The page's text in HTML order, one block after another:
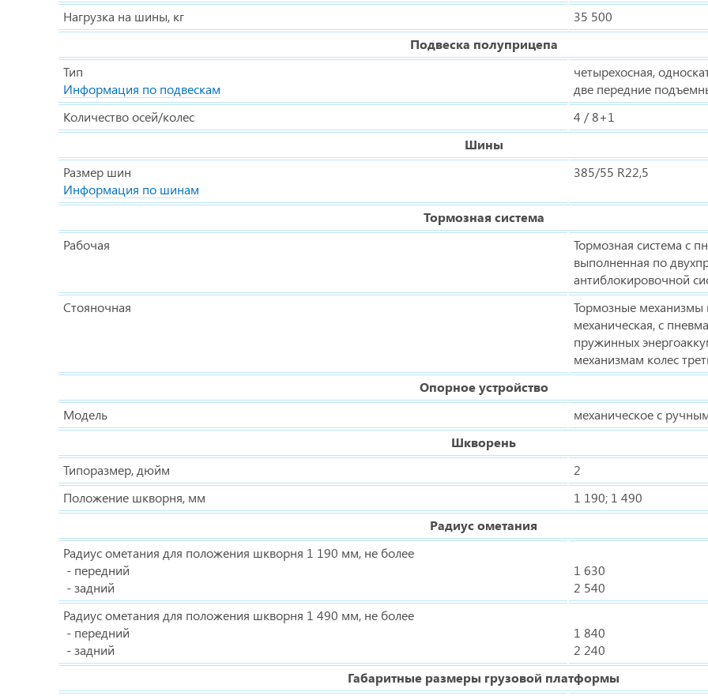
Нагрузка на шины, кг
35 500
Подвеска полуприцепа
Тип
Информация по подвескам
четырехосная,
две передние
Количество осей/колес
4 / 8+1
Шины
Размер шин
Информация по шинам
385/55 R22,5
Тормозная система
Рабочая
Тормозная система с
выполненная по
антиблокировочной
Стояночная
Тормозные механизмы
механическая, с
пружинных
механизмам колес
Опорное устройство
Модель
механическое с
Шкворень
Типоразмер, дюйм
2
Положение шкворня, мм
1 190; 1 490
Радиус ометания
Радиус ометания для положения шкворня 1 190 мм, не более
- передний
- задний
1 630
2 540
Радиус ометания для положения шкворня 1 490 мм, не более
- передний
- задний
1 840
2 240
Габаритные размеры грузовой платформы